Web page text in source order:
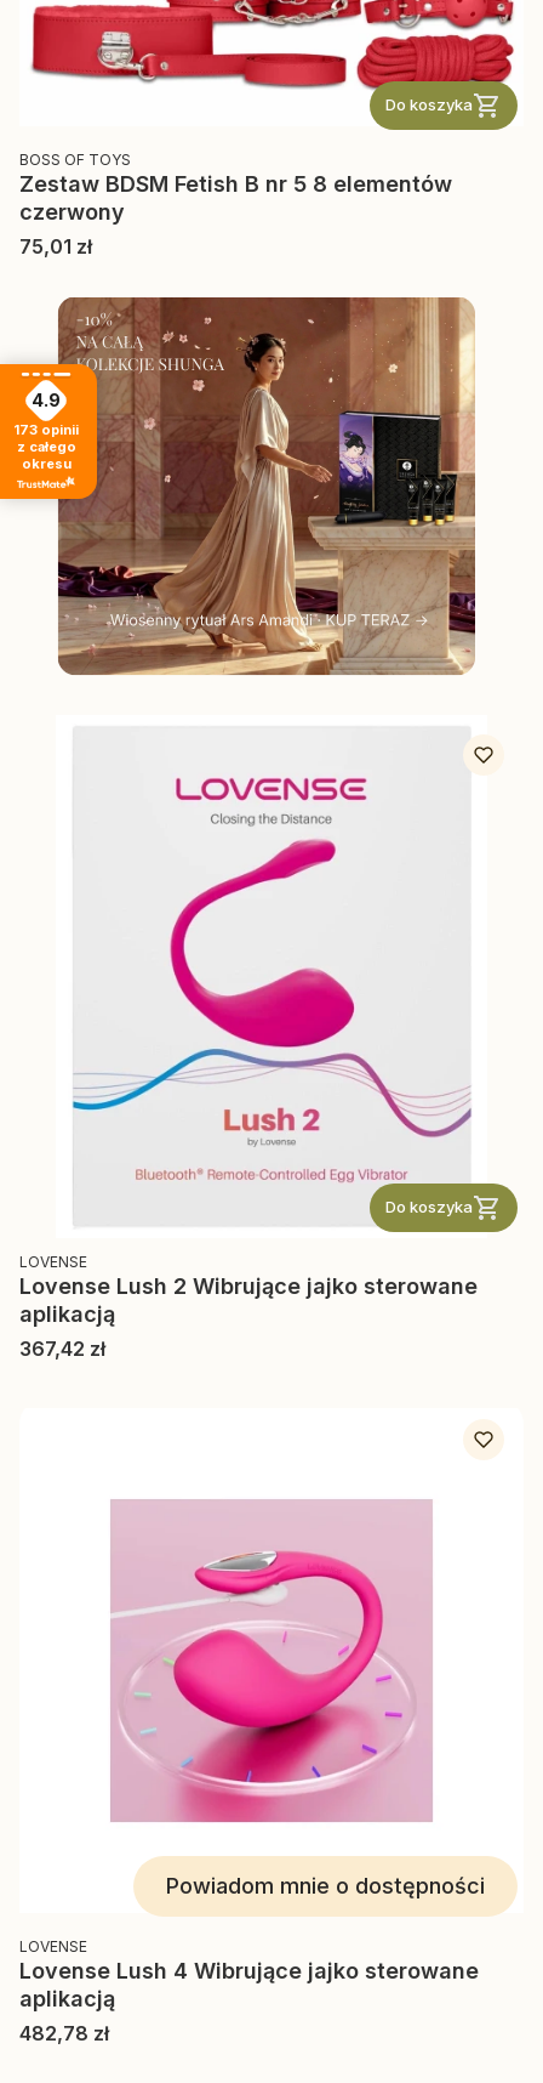
Do koszyka
PRODUCENT
BOSS OF TOYS
Zestaw BDSM Fetish B nr 5 8 elementów
czerwony
Cena
75,01 zł
Do koszyka
PRODUCENT
LOVENSE
Lovense Lush 2 Wibrujące jajko sterowane
aplikacją
Cena
367,42 zł
Powiadom mnie o dostępności
PRODUCENT
LOVENSE
Lovense Lush 4 Wibrujące jajko sterowane
aplikacją
Cena
482,78 zł
4.9
173 opinii
z całego
okresu